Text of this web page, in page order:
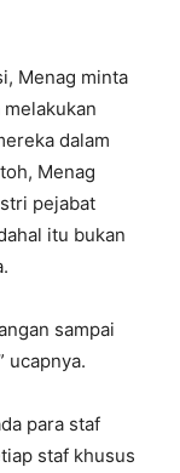
Menag minta
dalam
Menag
pejabat
itu bukan
sampai
ucapnya.
para staf
staf khusus